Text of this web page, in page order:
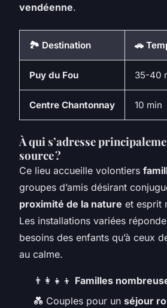
vendéenne.
🏞️ Destination 🚗
Puy du Fou 35-40
Centre Chantonnay 10 min
À qui s’adresse
source ?
Ce lieu accueille volontiers
groupes d’amis désirant
proximité de la nature et esprit
Les installations variées
besoins des enfants qu’à ceux
au calme.
👨‍👩‍👧‍👦 Familles
💑 Couples pour un séjour